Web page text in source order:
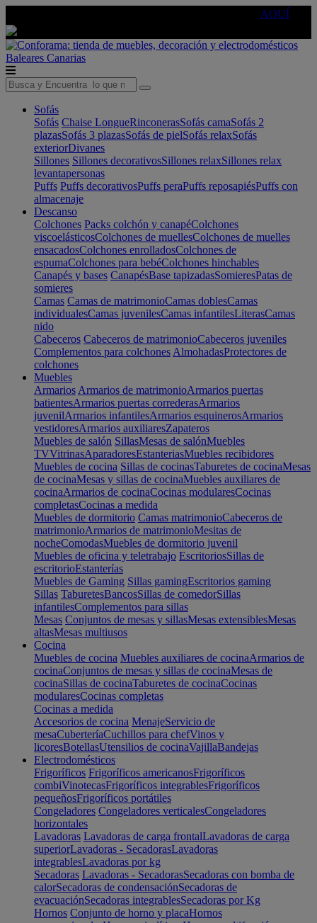
AQUÍ
Baleares Canarias
Sofás
Sofás Chaise LongueRinconerasSofás camaSofás 2
plazasSofás 3 plazasSofás de pielSofás relaxSofás
exteriorDivanes
Sillones Sillones decorativosSillones relaxSillones relax
levantapersonas
Puffs Puffs decorativosPuffs peraPuffs reposapiésPuffs con
almacenaje
Descanso
Colchones Packs colchón y canapéColchones
viscoelásticosColchones de muellesColchones de muelles
ensacadosColchones enrolladosColchones de
espumaColchones para bebéColchones hinchables
Canapés y bases CanapésBase tapizadasSomieresPatas de
somieres
Camas Camas de matrimonioCamas doblesCamas
individualesCamas juvenilesCamas infantilesLiterasCamas
nido
Cabeceros Cabeceros de matrimonioCabeceros juveniles
Complementos para colchones AlmohadasProtectores de
colchones
Muebles
Armarios Armarios de matrimonioArmarios puertas
batientesArmarios puertas correderasArmarios
juvenilArmarios infantilesArmarios esquinerosArmarios
vestidoresArmarios auxiliaresZapateros
Muebles de salón SillasMesas de salónMuebles
TVVitrinasAparadoresEstanteriasMuebles recibidores
Muebles de cocina Sillas de cocinasTaburetes de cocinaMesas
de cocinaMesas y sillas de cocinaMuebles auxiliares de
cocinaArmarios de cocinaCocinas modularesCocinas
completasCocinas a medida
Muebles de dormitorio Camas matrimonioCabeceros de
matrimonioArmarios de matrimonioMesitas de
nocheComodasMuebles de dormitorio juvenil
Muebles de oficina y teletrabajo EscritoriosSillas de
escritorioEstanterías
Muebles de Gaming Sillas gamingEscritorios gaming
Sillas TaburetesBancosSillas de comedorSillas
infantilesComplementos para sillas
Mesas Conjuntos de mesas y sillasMesas extensiblesMesas
altasMesas multiusos
Cocina
Muebles de cocina Muebles auxiliares de cocinaArmarios de
cocinaConjuntos de mesas y sillas de cocinaMesas de
cocinaSillas de cocinaTaburetes de cocinaCocinas
modularesCocinas completas
Cocinas a medida
Accesorios de cocina MenajeServicio de
mesaCuberteríaCuchillos para chefVinos y
licoresBotellasUtensilios de cocinaVajillaBandejas
Electrodomésticos
Frigoríficos Frigoríficos americanosFrigoríficos
combiVinotecasFrigoríficos integrablesFrigoríficos
pequeñosFrigoríficos portátiles
Congeladores Congeladores verticalesCongeladores
horizontales
Lavadoras Lavadoras de carga frontalLavadoras de carga
superiorLavadoras - SecadorasLavadoras
integrablesLavadoras por kg
Secadoras Lavadoras - SecadorasSecadoras con bomba de
calorSecadoras de condensaciónSecadoras de
evacuaciónSecadoras integrablesSecadoras por Kg
Hornos Conjunto de horno y placaHornos